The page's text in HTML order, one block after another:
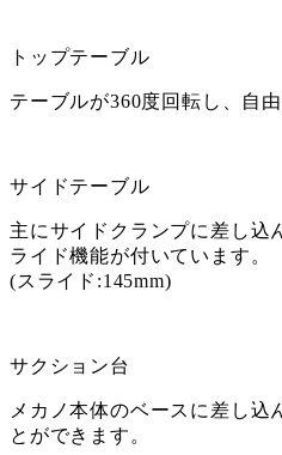
トップテーブル
テーブルが360度回転し、自
サイドテーブル
主にサイドクランプに差し込
ライド機能が付いています。
(スライド:145mm)
サクション台
メカノ本体のベースに差し込
とができます。